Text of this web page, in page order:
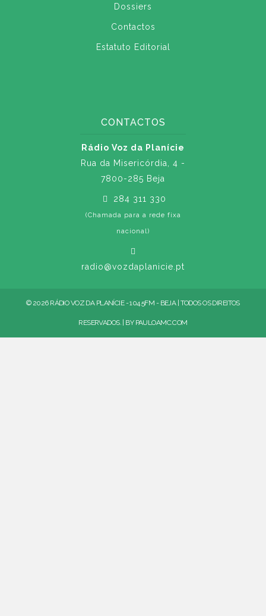
Dossiers
Contactos
Estatuto Editorial
CONTACTOS
Rádio Voz da Planície
Rua da Misericórdia, 4 -
7800-285 Beja
284 311 330
(Chamada para a rede fixa
nacional)
radio@vozdaplanicie.pt
© 2026 RÁDIO VOZ DA PLANÍCIE - 104.5FM - BEJA | TODOS OS DIREITOS
RESERVADOS. | BY PAULOAMC.COM